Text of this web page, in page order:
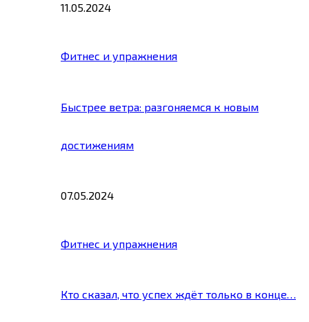
11.05.2024
Фитнес и упражнения
Быстрее ветра: разгоняемся к новым
достижениям
07.05.2024
Фитнес и упражнения
Кто сказал, что успех ждёт только в конце…